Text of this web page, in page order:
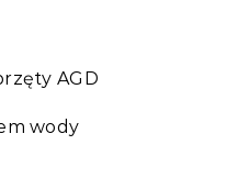
AGD
wody